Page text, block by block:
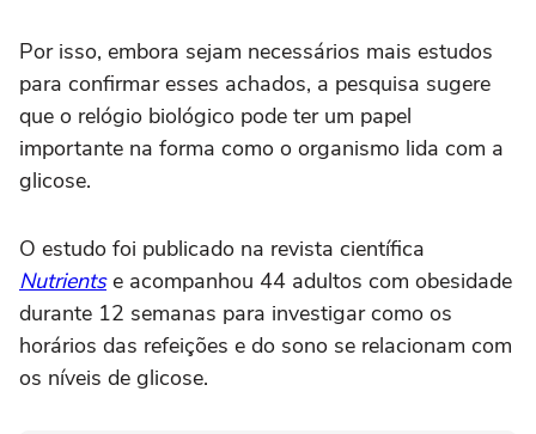
Por isso, embora sejam necessários mais estudos
para confirmar esses achados, a pesquisa sugere
que o relógio biológico pode ter um papel
importante na forma como o organismo lida com a
glicose.
O estudo foi publicado na revista científica
Nutrientse acompanhou 44 adultos com obesidade
durante 12 semanas para investigar como os
horários das refeições e do sono se relacionam com
os níveis de glicose.